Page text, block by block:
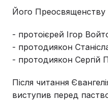
Його Преосвященству
- протоієрей Ігор
- протодиякон
- протодиякон Сергій
Після читання
виступив перед